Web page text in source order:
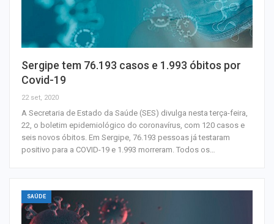
Sergipe tem 76.193 casos e 1.993 óbitos por
Covid-19
22 set, 2020
A Secretaria de Estado da Saúde (SES) divulga nesta terça-feira,
22, o boletim epidemiológico do coronavírus, com 120 casos e
seis novos óbitos. Em Sergipe, 76.193 pessoas já testaram
positivo para a COVID-19 e 1.993 morreram. Todos os…
SAÚDE